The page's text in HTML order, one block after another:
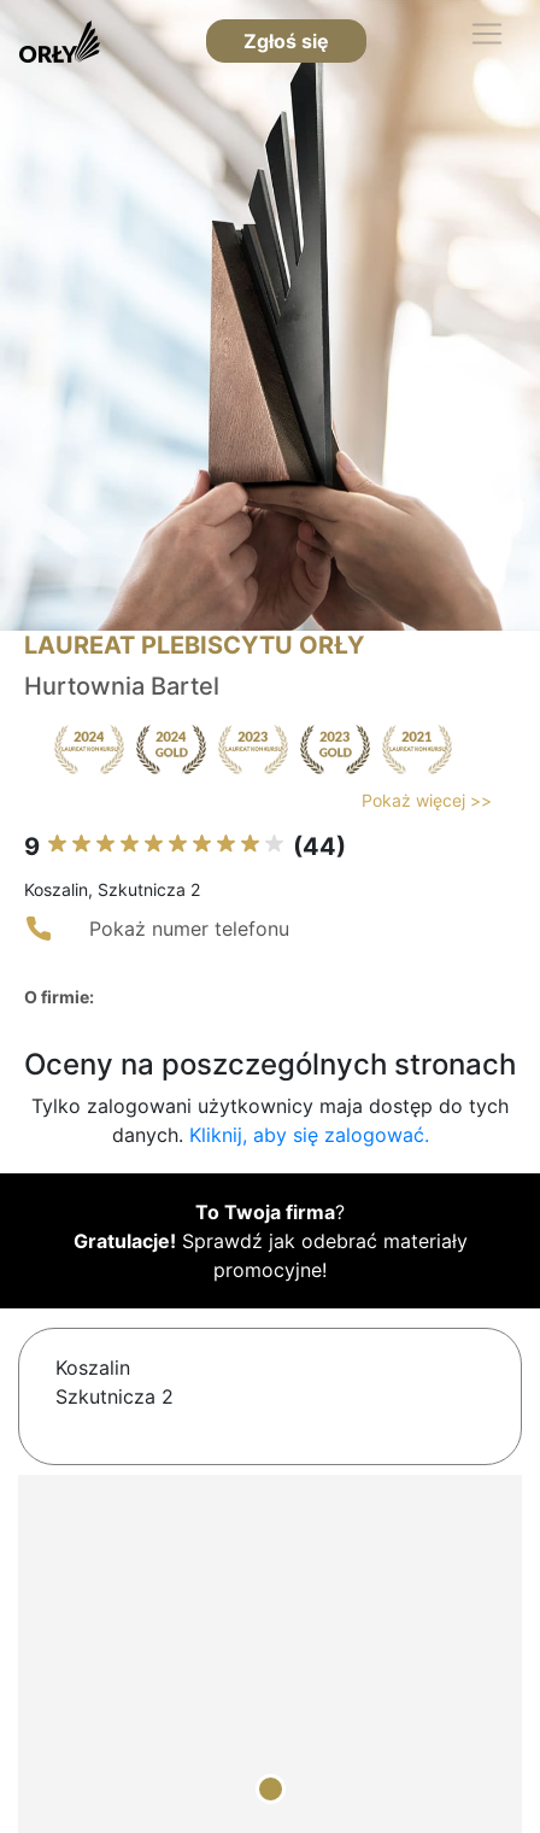
Zgłoś się
LAUREAT PLEBISCYTU ORŁY
Hurtownia Bartel
Pokaż więcej >>
9 (44)
Koszalin, Szkutnicza 2
Pokaż numer telefonu
O firmie:
Oceny na poszczególnych stronach
Tylko zalogowani użytkownicy maja dostęp do tych
danych. Kliknij, aby się zalogować.
To Twoja firma?
Gratulacje! Sprawdź jak odebrać materiały
promocyjne!
Koszalin
Szkutnicza 2